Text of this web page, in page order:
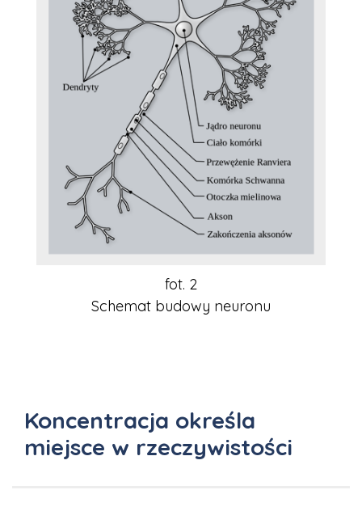
fot. 2
Schemat budowy neuronu
Koncentracja określa
miejsce w rzeczywistości